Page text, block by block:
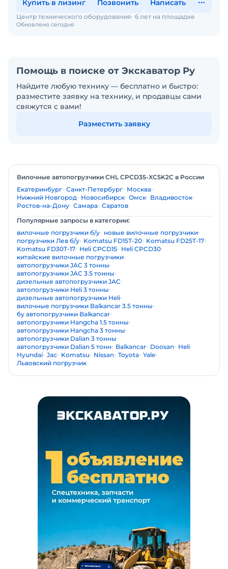
Купить в лизинг Позвонить Написать
Обновлено сегодня
Центр технического оборудования 6 лет на площадке
Помощь в поиске от Экскаватор Ру
Найдите любую технику — бесплатно и быстро:
разместите заявку на технику, и продавцы сами
свяжутся с вами!
Разместить заявку
Вилочные автопогрузчики CHL CPCD35-XC5K2C в России
Екатеринбург Санкт-Петербург Москва
Нижний Новгород Новосибирск Омск Владивосток
Ростов-на-Дону Самара Саратов
Популярные запросы в категории:
вилочные погрузчики б/у новые вилочные погрузчики
погрузчики Лев б/у Komatsu FD15T-20 Komatsu FD25T-17
Komatsu FD30T-17 Heli CPCD15 Heli CPCD30
китайские вилочные погрузчики
автопогрузчики JAC 3 тонны
автопогрузчики JAC 3.5 тонны
дизельные автопогрузчики JAC
автопогрузчики Heli 3 тонны
дизельные автопогрузчики Heli
вилочные погрузчики Balkancar 3.5 тонны
бу автопогрузчики Balkancar
автопогрузчики Hangcha 1.5 тонны
автопогрузчики Hangcha 3 тонны
автопогрузчики Dalian 3 тонны
автопогрузчики Dalian 5 тонн
Balkancar Doosan Heli
Hyundai Jac Komatsu Nissan Toyota Yale
Львовский погрузчик